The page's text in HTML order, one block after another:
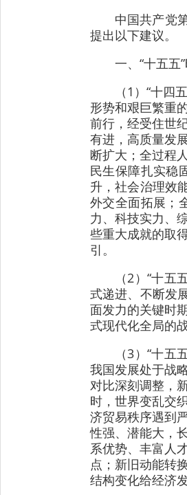
中国共产党
提出以下建议。
一、“十五五
（1）“十
形势和艰巨繁重
前行，经受住世
有进，高质量发
断扩大；全过程
民生保障扎实稳
升，社会治理效
外交全面拓展；
力、科技实力、
些重大成就的取
引。
（2）“十
式递进、不断发
面发力的关键时
式现代化全局的
（3）“十
我国发展处于战
对比深刻调整，
时，世界变乱交
济贸易秩序遇到
性强、潜能大，
系优势、丰富人
点；新旧动能转
结构变化给经济